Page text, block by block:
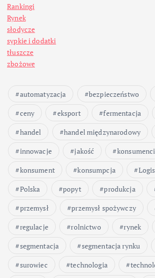
Rankingi
Rynek
słodycze
sypkie i dodatki
tłuszcze
zbożowe
automatyzacja bezpieczeństwo
ceny
eksport fermentacja
handel
handel międzynarodowy
innowacje
jakość
konsumenci
konsument
konsumpcja
Polska
popyt produkcja
przemysł
przemysł spożywczy
regulacje
rolnictwo rynek
segmentacja
segmentacja rynku
surowiec
technologia